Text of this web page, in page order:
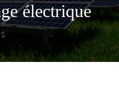
électrique